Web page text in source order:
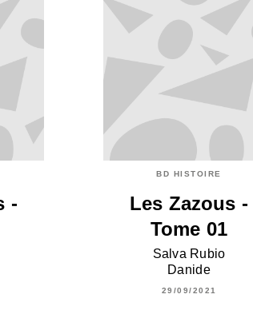
-
BD HISTOIRE
Les Zazous -
Tome 01
Salva Rubio
Danide
29/09/2021